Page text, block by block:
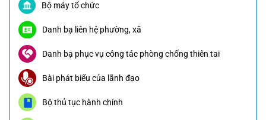
Bộ máy tổ chức
Danh bạ liên hệ phường, xã
Danh bạ phục vụ công tác phòng chống thiên tai
Bài phát biểu của lãnh đạo
Bộ thủ tục hành chính